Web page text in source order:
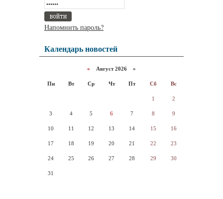
Напомнить пароль?
Календарь новостей
« Август 2026 »
Пн Вт Ср Чт Пт Сб Вс
1 2
3 4 5 6 7 8 9
10 11 12 13 14 15 16
17 18 19 20 21 22 23
24 25 26 27 28 29 30
31